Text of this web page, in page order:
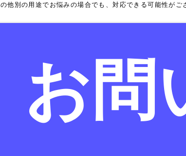
他別の用途でお悩みの場合でも、対応できる可能性が
お問